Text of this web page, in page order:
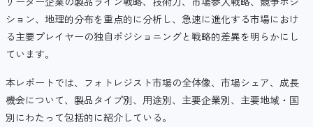
ション、地理的分布を重点的に分析し、急速に進化する市場におけ
る主要プレイヤーの独自ポジショニングと戦略的差異を明らかにし
ています。
本レポートでは、フォトレジスト市場の全体像、市場シェア、成長
機会について、製品タイプ別、用途別、主要企業別、主要地域・国
別にわたって包括的に紹介している。